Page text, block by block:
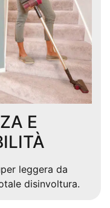
E
leggera da
disinvoltura.